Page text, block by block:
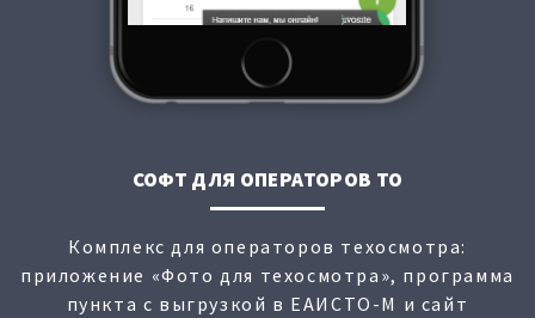
СОФТ ДЛЯ ОПЕРАТОРОВ ТО
Комплекс для операторов техосмотра:
приложение «Фото для техосмотра», программа
пункта с выгрузкой в ЕАИСТО-М и сайт